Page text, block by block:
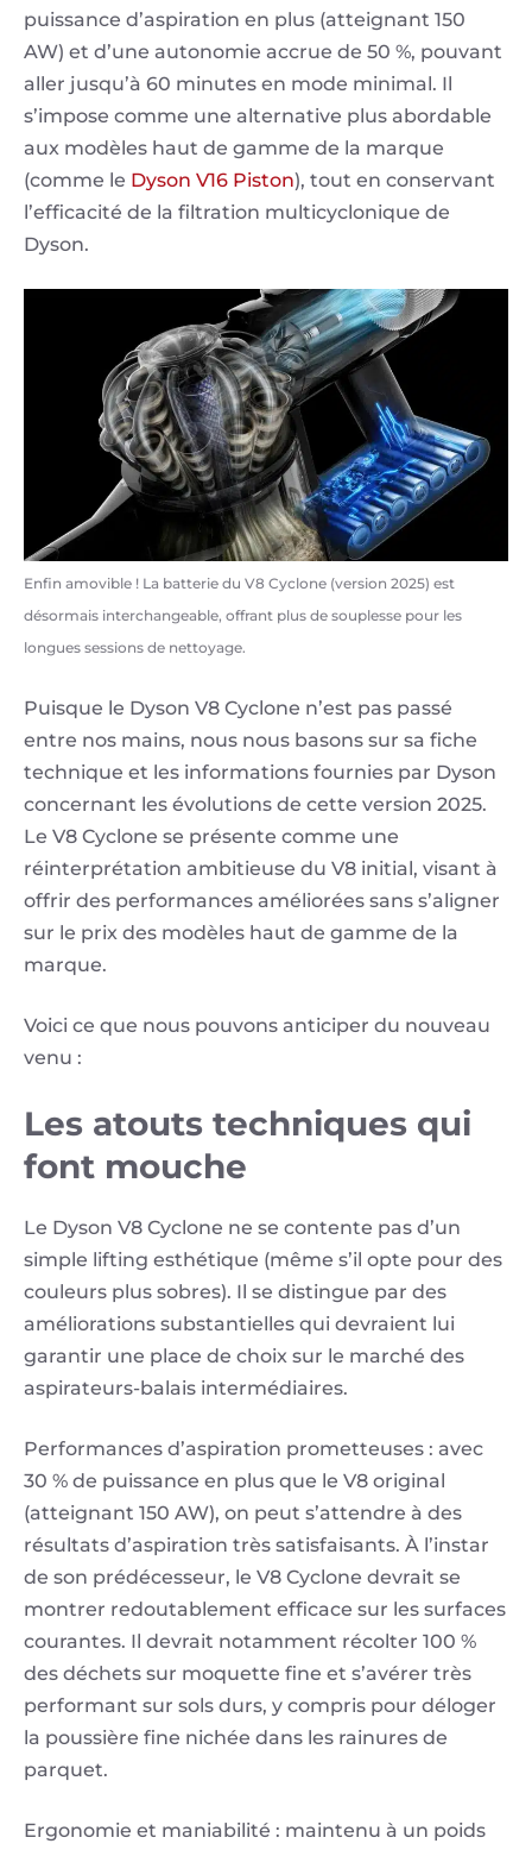
puissance d’aspiration en plus (atteignant 150
AW) et d’une autonomie accrue de 50 %, pouvant
aller jusqu’à 60 minutes en mode minimal. Il
s’impose comme une alternative plus abordable
aux modèles haut de gamme de la marque
(comme le Dyson V16 Piston), tout en conservant
l’efficacité de la filtration multicyclonique de
Dyson.
Enfin amovible ! La batterie du V8 Cyclone (version 2025) est
désormais interchangeable, offrant plus de souplesse pour les
longues sessions de nettoyage.
Puisque le Dyson V8 Cyclone n’est pas passé
entre nos mains, nous nous basons sur sa fiche
technique et les informations fournies par Dyson
concernant les évolutions de cette version 2025.
Le V8 Cyclone se présente comme une
réinterprétation ambitieuse du V8 initial, visant à
offrir des performances améliorées sans s’aligner
sur le prix des modèles haut de gamme de la
marque.
Voici ce que nous pouvons anticiper du nouveau
venu :
Les atouts techniques qui
font mouche
Le Dyson V8 Cyclone ne se contente pas d’un
simple lifting esthétique (même s’il opte pour des
couleurs plus sobres). Il se distingue par des
améliorations substantielles qui devraient lui
garantir une place de choix sur le marché des
aspirateurs-balais intermédiaires.
Performances d’aspiration prometteuses : avec
30 % de puissance en plus que le V8 original
(atteignant 150 AW), on peut s’attendre à des
résultats d’aspiration très satisfaisants. À l’instar
de son prédécesseur, le V8 Cyclone devrait se
montrer redoutablement efficace sur les surfaces
courantes. Il devrait notamment récolter 100 %
des déchets sur moquette fine et s’avérer très
performant sur sols durs, y compris pour déloger
la poussière fine nichée dans les rainures de
parquet.
Ergonomie et maniabilité : maintenu à un poids